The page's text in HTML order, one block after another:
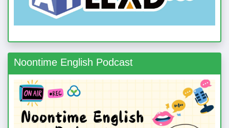
Noontime English Podcast